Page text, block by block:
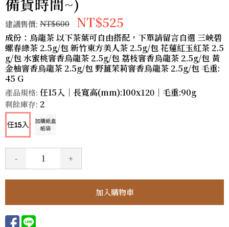
備貨時間~)
建議售價: NT$600 NT$525
成份：烏龍茶 以下茶葉可自由搭配，下單請留言自選 三峽碧
螺春綠茶 2.5g/包 新竹東方美人茶 2.5g/包 花蓮紅玉紅茶 2.5
g/包 水蜜桃窨香烏龍茶 2.5g/包 荔枝窨香烏龍茶 2.5g/包 黃
金柚窨香烏龍茶 2.5g/包 野薑茉莉窨香烏龍茶 2.5g/包 毛重:
45 G
產品規格: 任15入｜長寬高(mm):100x120｜毛重:90g
剩餘庫存: 2
- +